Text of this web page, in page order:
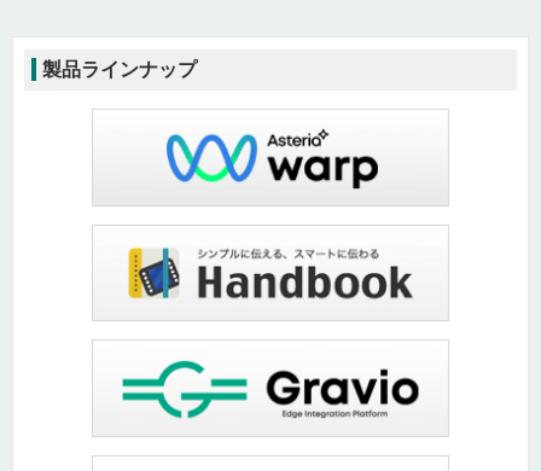
製品ラインナップ